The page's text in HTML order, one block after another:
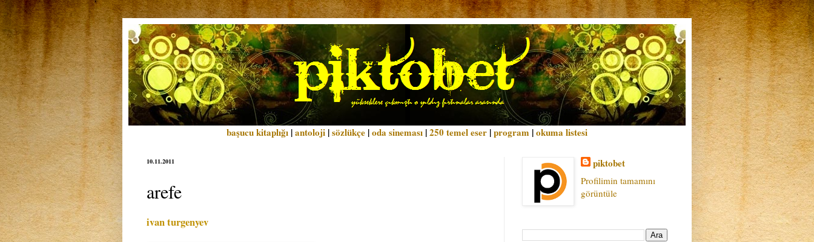
başucu kitaplığı |antoloji |sözlükçe |oda sineması |250 temel eser |program |okuma listesi
10.11.2011
arefe
ivan turgenyev
piktobet
Profilimin tamamını
görüntüle